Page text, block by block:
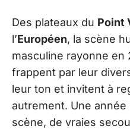
Des plateaux du Point
l’Européen, la scène
masculine rayonne en
frappent par leur
leur ton et invitent à
autrement. Une
scène, de vraies